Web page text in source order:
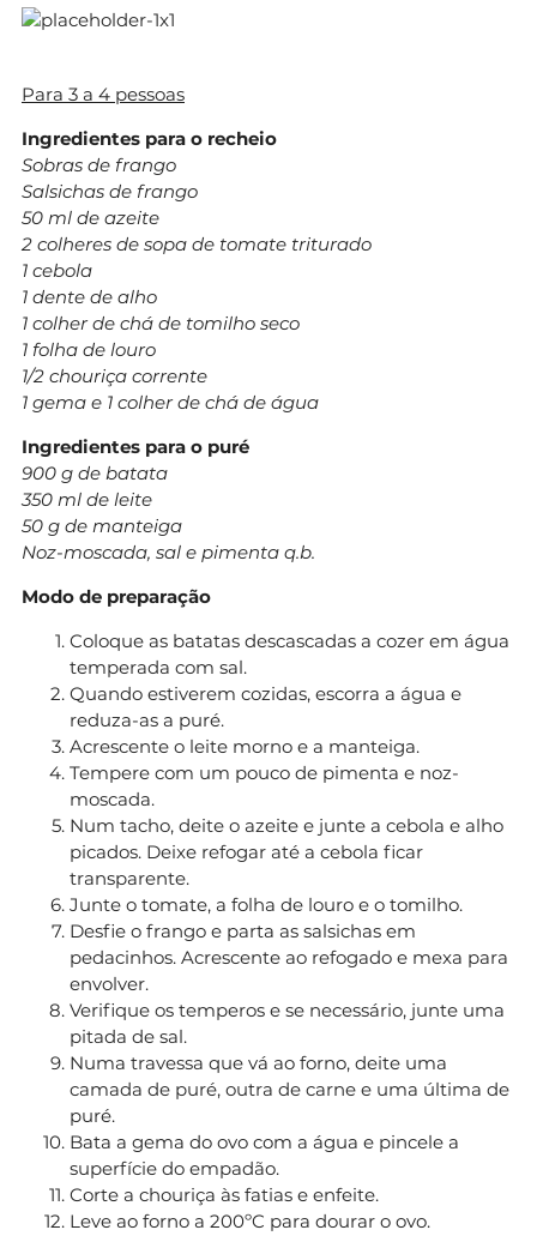
Para 3 a 4 pessoas
Ingredientes para o recheio
Sobras de frango
Salsichas de frango
50 ml de azeite
2 colheres de sopa de tomate triturado
1 cebola
1 dente de alho
1 colher de chá de tomilho seco
1 folha de louro
1/2 chouriça corrente
1 gema e 1 colher de chá de água
Ingredientes para o puré
900 g de batata
350 ml de leite
50 g de manteiga
Noz-moscada, sal e pimenta q.b.
Modo de preparação
Coloque as batatas descascadas a cozer em água
temperada com sal.
Quando estiverem cozidas, escorra a água e
reduza-as a puré.
Acrescente o leite morno e a manteiga.
Tempere com um pouco de pimenta e noz-
moscada.
Num tacho, deite o azeite e junte a cebola e alho
picados. Deixe refogar até a cebola ficar
transparente.
Junte o tomate, a folha de louro e o tomilho.
Desfie o frango e parta as salsichas em
pedacinhos. Acrescente ao refogado e mexa para
envolver.
Verifique os temperos e se necessário, junte uma
pitada de sal.
Numa travessa que vá ao forno, deite uma
camada de puré, outra de carne e uma última de
puré.
Bata a gema do ovo com a água e pincele a
superfície do empadão.
Corte a chouriça às fatias e enfeite.
Leve ao forno a 200ºC para dourar o ovo.